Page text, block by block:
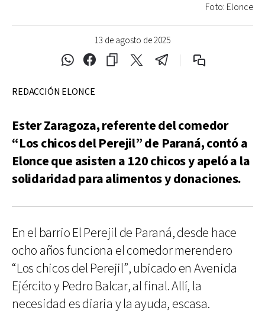
13 de agosto de 2025
Foto: Elonce
REDACCIÓN ELONCE
Ester Zaragoza, referente del comedor
“Los chicos del Perejil” de Paraná, contó a
Elonce que asisten a 120 chicos y apeló a la
solidaridad para alimentos y donaciones.
En el barrio El Perejil de Paraná, desde hace
ocho años funciona el comedor merendero
“Los chicos del Perejil”, ubicado en Avenida
Ejército y Pedro Balcar, al final. Allí, la
necesidad es diaria y la ayuda, escasa.